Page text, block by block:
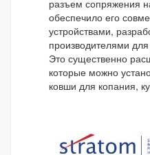
разъем сопряжения
обеспечило его
устройствами,
производителями
Это существенно
которые можно
ковши для копания,